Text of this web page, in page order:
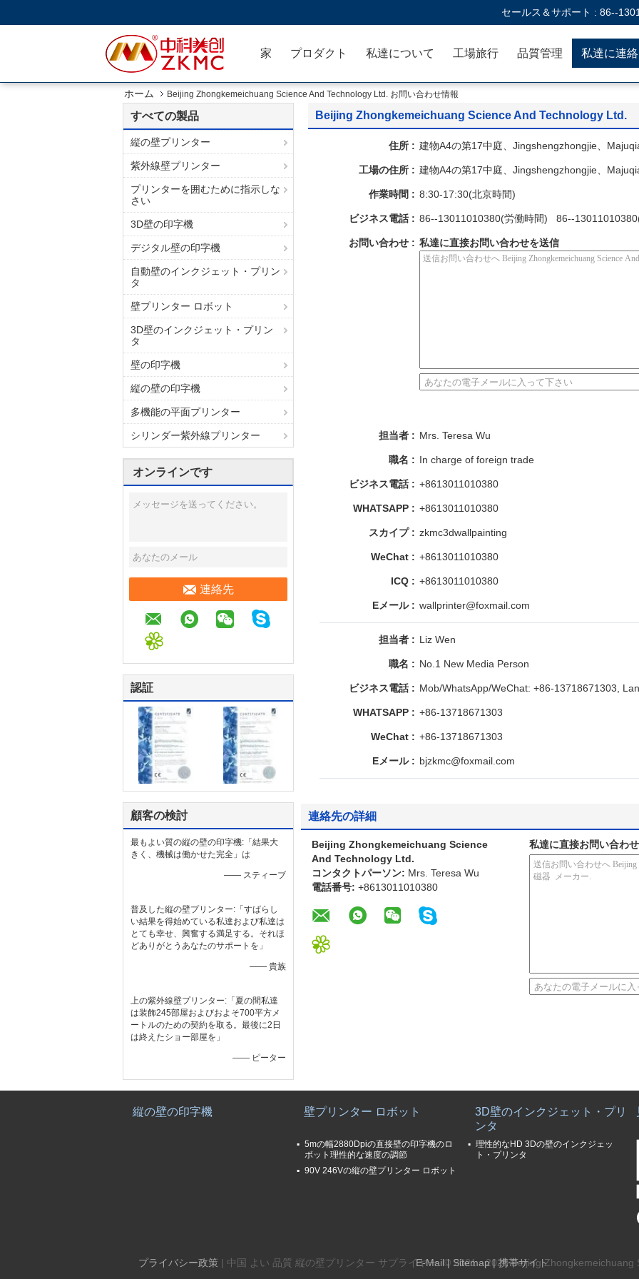
セールス＆サポート : 86--
家 プロダクト 私達について 工場旅行 品質管理
ホーム Beijing Zhongkemeichuang Science And Technology Ltd. お問い合わせ情報
すべての製品
縦の壁プリンター
紫外線壁プリンター
プリンターを囲むために指示しな
さい
3D壁の印字機
デジタル壁の印字機
自動壁のインクジェット・プリン
タ
壁プリンター ロボット
3D壁のインクジェット・プリン
タ
壁の印字機
縦の壁の印字機
多機能の平面プリンター
シリンダー紫外線プリンター
オンラインです
連絡先
認証
顧客の検討
最もよい質の縦の壁の印字機:「結果大
きく、機械は働かせた完全」は
—— スティーブ
普及した縦の壁プリンター:「すばらし
い結果を得始めている私達および私達は
とても幸せ、興奮する満足する。それほ
どありがとうあなたのサポートを」
—— 貴族
上の紫外線壁プリンター:「夏の間私達
は装飾245部屋およびおよそ700平方メ
ートルのための契約を取る。最後に2日
は終えたショー部屋を」
—— ピーター
Beijing Zhongkemeichuang Science And Technology Ltd.
住所 : 建物A4の第17中庭、Jingshengzhongjie、
工場の住所 : 建物A4の第17中庭、Jingshengzhongjie、
作業時間 : 8:30-17:30(北京時間)
ビジネス電話 : 86--13011010380(労働時間) 86--
お問い合わせ : 私達に直接お問い合わせを送信
担当者 : Mrs. Teresa Wu
職名 : In charge of foreign trade
ビジネス電話 : +8613011010380
WHATSAPP : +8613011010380
スカイプ : zkmc3dwallpainting
WeChat : +8613011010380
ICQ : +8613011010380
Eメール : wallprinter@foxmail.com
担当者 : Liz Wen
職名 : No.1 New Media Person
ビジネス電話 : Mob/WhatsApp/WeChat: +86-13718671303,
WHATSAPP : +86-13718671303
WeChat : +86-13718671303
Eメール : bjzkmc@foxmail.com
連絡先の詳細
Beijing Zhongkemeichuang Science
And Technology Ltd.
コンタクトパーソン: Mrs. Teresa Wu
電話番号: +8613011010380
私達に直接お問い合わ
縦の壁の印字機 壁プリンター ロボット
5mの幅2880Dpiの直接壁の印字機のロ
ボット理性的な速度の調節
90V 246Vの縦の壁プリンター ロボット
3D壁のインクジェット・プリ
ンタ
理性的なHD 3Dの壁のインクジェッ
ト・プリンタ
E-Mail| Sitemap | 携帯サイト
プライバシー政策 | 中国 よい 品質 縦の壁プリンター サプライヤー. © 2021 - 2026 Beijing Zhongkemeichuang